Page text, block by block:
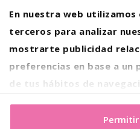
En nuestra web
terceros para analizar
mostrarte publicidad
preferencias en base a
de tus hábitos de
botón "Permitir todas".
Aviso Legal
Política
© 2026 BTI